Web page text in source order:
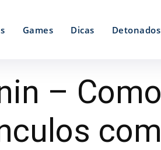
Games Dicas Detonados
– Como
com